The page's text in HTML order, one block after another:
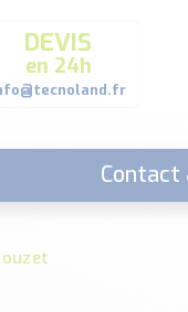
DEVIS
en 24h
Contact